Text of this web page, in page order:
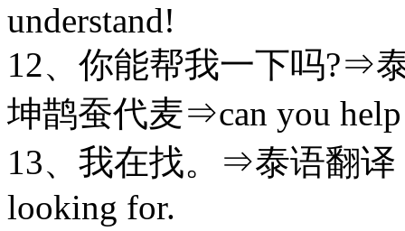
understand!
12、你能帮我一下吗?⇒
坤鹊蚕代麦⇒can you help
13、我在找。⇒泰语翻
looking for.